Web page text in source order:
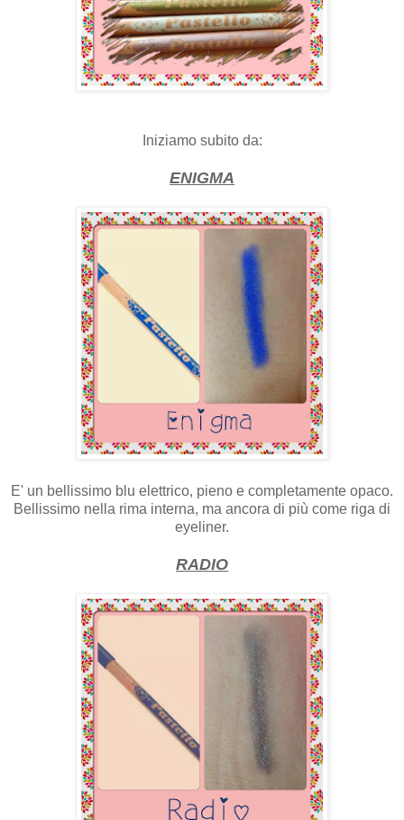
Iniziamo subito da:
ENIGMA
E' un bellissimo blu elettrico, pieno e completamente opaco.
Bellissimo nella rima interna, ma ancora di più come riga di
eyeliner.
RADIO